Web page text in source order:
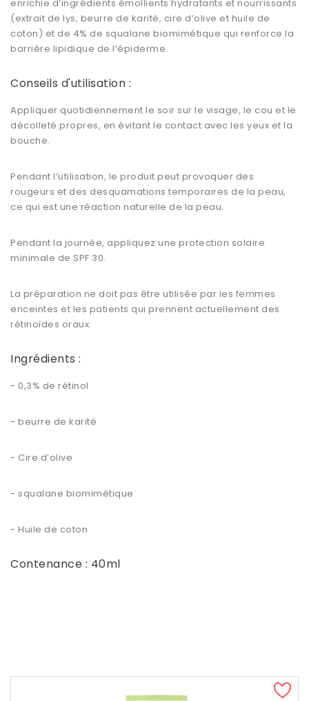
enrichie d’ingrédients émollients hydratants et nourrissants
(extrait de lys, beurre de karité, cire d’olive et huile de
coton) et de 4% de squalane biomimétique qui renforce la
barrière lipidique de l’épiderme.
Conseils d'utilisation :
Appliquer quotidiennement le soir sur le visage, le cou et le
décolleté propres, en évitant le contact avec les yeux et la
bouche.
Pendant l’utilisation, le produit peut provoquer des
rougeurs et des desquamations temporaires de la peau,
ce qui est une réaction naturelle de la peau.
Pendant la journée, appliquez une protection solaire
minimale de SPF 30.
La préparation ne doit pas être utilisée par les femmes
enceintes et les patients qui prennent actuellement des
rétinoïdes oraux.
Ingrédients :
- 0,3% de rétinol
- beurre de karité
- Cire d’olive
- squalane biomimétique
- Huile de coton
Contenance : 40ml